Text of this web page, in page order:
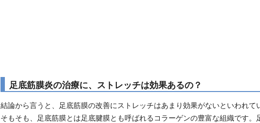
足底筋膜炎の治療に、ストレッチは効果あるの？
結論から言うと、足底筋膜の改善にストレッチはあまり効果がないといわれて
そもそも、足底筋膜とは足底腱膜とも呼ばれるコラーゲンの豊富な組織です